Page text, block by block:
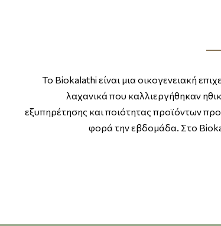
Το Biokalathi είναι μια οικογενειακή
λαχανικά που καλλιεργήθηκαν
εξυπηρέτησης και ποιότητας προϊόντων
φορά την εβδομάδα. Στο